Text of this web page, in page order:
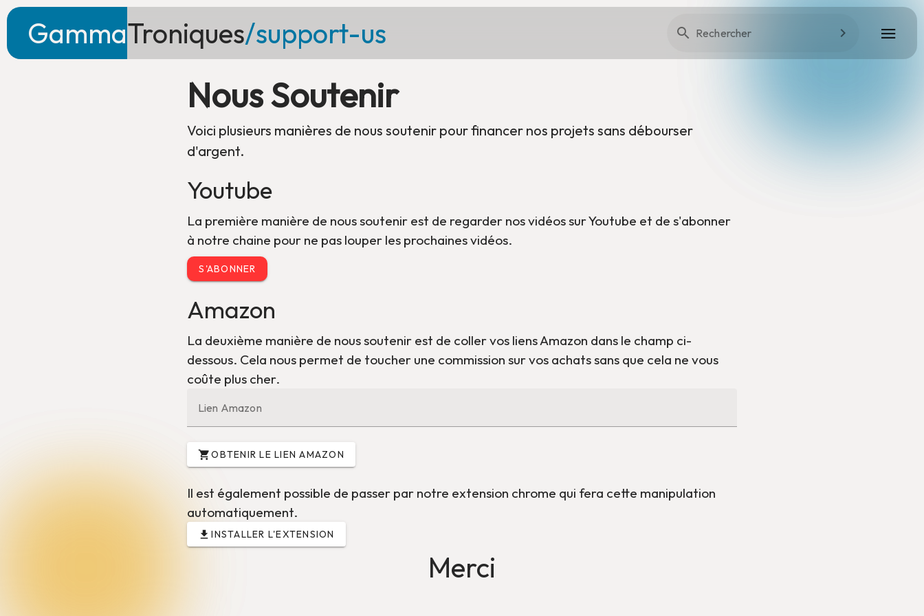
GammaTroniques/support-us Rechercher
Nous Soutenir
Voici plusieurs manières de nous soutenir pour financer nos projets sans débourser
d'argent.
Youtube
La première manière de nous soutenir est de regarder nos vidéos sur Youtube et de s'abonner
à notre chaine pour ne pas louper les prochaines vidéos.
S'ABONNER
Amazon
La deuxième manière de nous soutenir est de coller vos liens Amazon dans le champ ci-
dessous. Cela nous permet de toucher une commission sur vos achats sans que cela ne vous
coûte plus cher.
Lien Amazon
OBTENIR LE LIEN AMAZON
Il est également possible de passer par notre extension chrome qui fera cette manipulation
automatiquement.
INSTALLER L'EXTENSION
Merci